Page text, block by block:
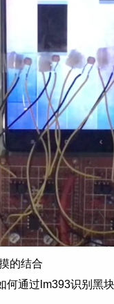
的结合
通过lm393识别黑块